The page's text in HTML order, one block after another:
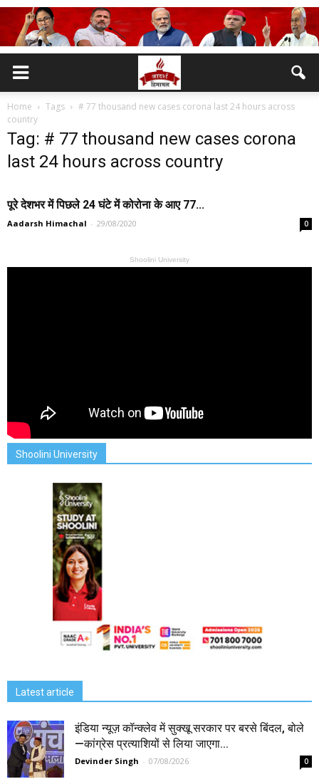
Home Tags
# 77 thousand new cases corona last 24 hours across
country
Tag: # 77 thousand new cases corona
last 24 hours across country
पूरे देशभर में पिछले 24 घंटे में कोरोना के आए 77...
Aadarsh Himachal - 29/08/2020 0
Shoolini University
Shoolini University
Latest article
इंडिया न्यूज़ कॉन्क्लेव में सुक्खू सरकार पर बरसे बिंदल, बोले
—कांग्रेस प्रत्याशियों से लिया जाएगा...
Devinder Singh - 07/08/2026 0